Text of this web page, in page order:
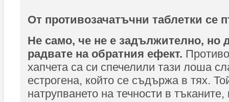
От противозачатъчни таблетки се
Не само, че не е задължително, но
радвате на обратния ефект.
хапчета са си спечелили тази лоша
естрогена, който се съдържа в тях.
натрупването на течности в